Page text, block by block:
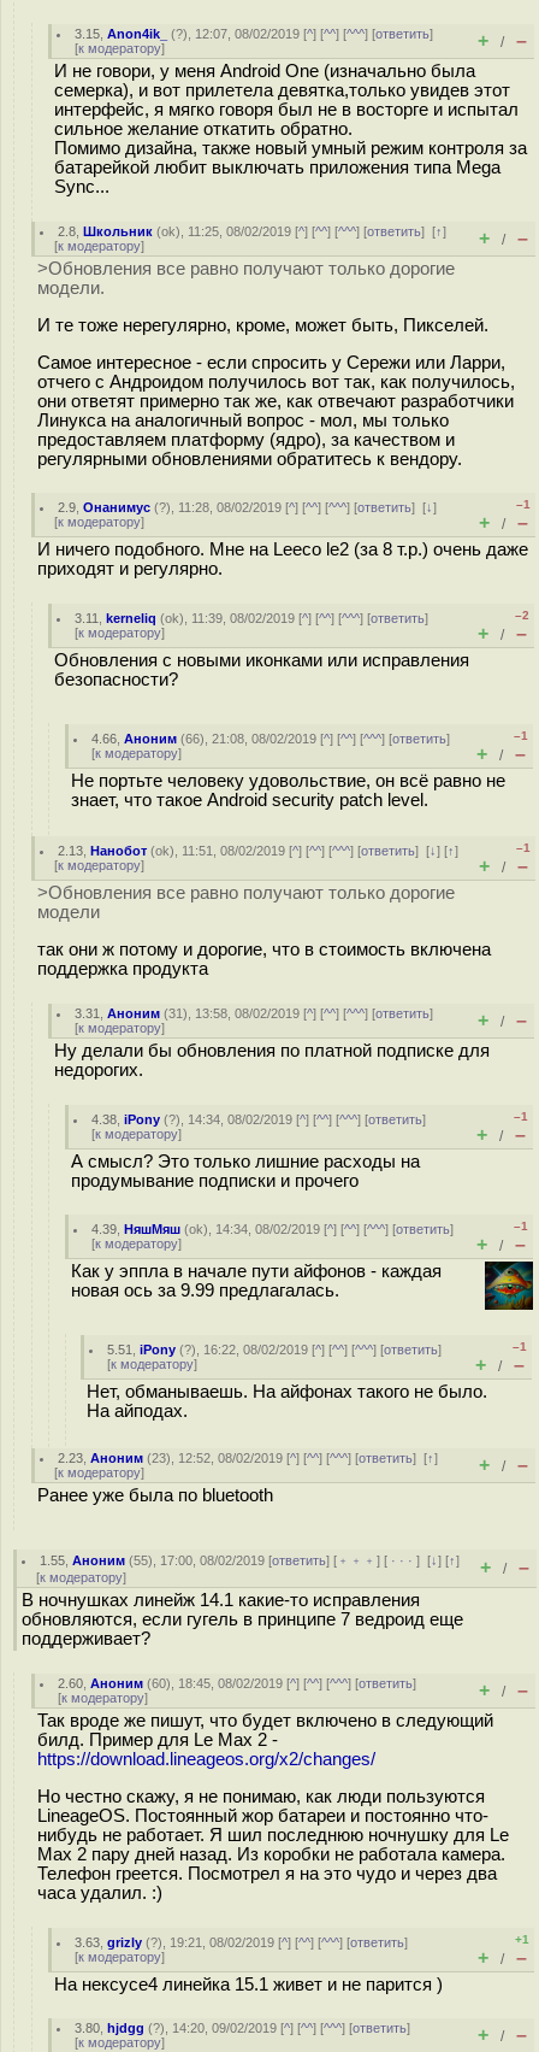
3.15 ,Anon4ik_ (?), 12:07, 08/02/2019 [^] [^^] [^^^] [ответить]
[к модератору] + / –
И не говори, у меня Android One (изначально была
семерка), и вот прилетела девятка,только увидев этот
интерфейс, я мягко говоря был не в восторге и испытал
сильное желание откатить обратно.
Помимо дизайна, также новый умный режим контроля за
батарейкой любит выключать приложения типа Mega
Sync...
2.8 ,Школьник (ok), 11:25, 08/02/2019 [^] [^^] [^^^] [ответить][↑]
[к модератору] + / –
>Обновления все равно получают только дорогие
модели.
И те тоже нерегулярно, кроме, может быть, Пикселей.
Самое интересное - если спросить у Сережи или Ларри,
отчего с Андроидом получилось вот так, как получилось,
они ответят примерно так же, как отвечают разработчики
Линукса на аналогичный вопрос - мол, мы только
предоставляем платформу (ядро), за качеством и
регулярными обновлениями обратитесь к вендору.
2.9 ,Онанимус (?), 11:28, 08/02/2019 [^] [^^] [^^^] [ответить][↓]
[к модератору]
–1
+ / –
И ничего подобного. Мне на Leeco le2 (за 8 т.р.) очень даже
приходят и регулярно.
3.11 ,kerneliq (ok), 11:39, 08/02/2019 [^] [^^] [^^^] [ответить]
[к модератору]
–2
+ / –
Обновления с новыми иконками или исправления
безопасности?
4.66 ,Аноним (66), 21:08, 08/02/2019 [^] [^^] [^^^] [ответить]
[к модератору]
–1
+ / –
Не портьте человеку удовольствие, он всё равно не
знает, что такое Android security patch level.
2.13 ,Нанобот (ok), 11:51, 08/02/2019 [^] [^^] [^^^] [ответить][↓] [↑]
[к модератору]
–1
+ / –
>Обновления все равно получают только дорогие
модели
так они ж потому и дорогие, что в стоимость включена
поддержка продукта
3.31 ,Аноним (31), 13:58, 08/02/2019 [^] [^^] [^^^] [ответить]
[к модератору] + / –
Ну делали бы обновления по платной подписке для
недорогих.
4.38 ,iPony (?), 14:34, 08/02/2019 [^] [^^] [^^^] [ответить]
[к модератору]
–1
+ / –
А смысл? Это только лишние расходы на
продумывание подписки и прочего
4.39 ,НяшМяш (ok), 14:34, 08/02/2019 [^] [^^] [^^^] [ответить]
[к модератору]
–1
+ / –
Как у эппла в начале пути айфонов - каждая
новая ось за 9.99 предлагалась.
5.51 ,iPony (?), 16:22, 08/02/2019 [^] [^^] [^^^] [ответить]
[к модератору]
–1
+ / –
Нет, обманываешь. На айфонах такого не было.
На айподах.
2.23 ,Аноним (23), 12:52, 08/02/2019 [^] [^^] [^^^] [ответить][↑]
[к модератору] + / –
Ранее уже была по bluetooth
1.55 ,Аноним (55), 17:00, 08/02/2019 [ответить] [ ﹢﹢﹢] [ · · ·][↓] [↑]
[к модератору] + / –
В ночнушках линейж 14.1 какие-то исправления
обновляются, если гугель в принципе 7 ведроид еще
поддерживает?
2.60 ,Аноним (60), 18:45, 08/02/2019 [^] [^^] [^^^] [ответить]
[к модератору] + / –
Так вроде же пишут, что будет включено в следующий
билд. Пример для Le Max 2 -
https://download.lineageos.org/x2/changes/
Но честно скажу, я не понимаю, как люди пользуются
LineageOS. Постоянный жор батареи и постоянно что-
нибудь не работает. Я шил последнюю ночнушку для Le
Max 2 пару дней назад. Из коробки не работала камера.
Телефон греется. Посмотрел я на это чудо и через два
часа удалил. :)
3.63 ,grizly (?), 19:21, 08/02/2019 [^] [^^] [^^^] [ответить]
[к модератору]
+1
+ / –
На нексусе4 линейка 15.1 живет и не парится )
3.80 ,hjdgg (?), 14:20, 09/02/2019 [^] [^^] [^^^] [ответить]
[к модератору] + / –